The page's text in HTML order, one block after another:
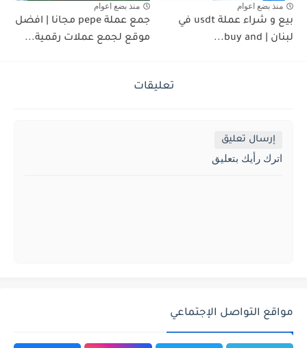
منذ بضع اعوام
بيع و شراء عملة usdt في
لبنان | buy and...
منذ بضع اعوام
جمع عملة pepe مجانا | افضل
موقع لجمع عملات رقمية...
تعليقات
إرسال تعليق
اترك رأيك بتعليق
مواقع التواصل الإجتماعي